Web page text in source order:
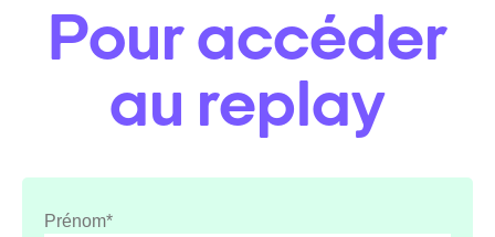
Pour accéder
au replay